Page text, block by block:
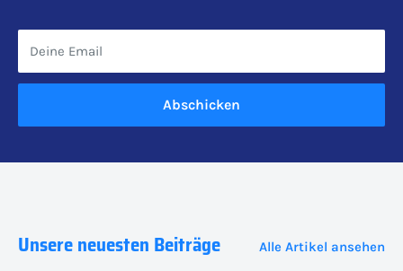
Deine Email
Abschicken
Unsere neuesten Beiträge Alle Artikel ansehen